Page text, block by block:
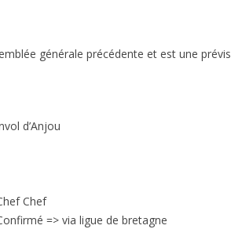
2017
2015
2012
générale précédente et est une
d’Anjou
Chef
=> via ligue de bretagne